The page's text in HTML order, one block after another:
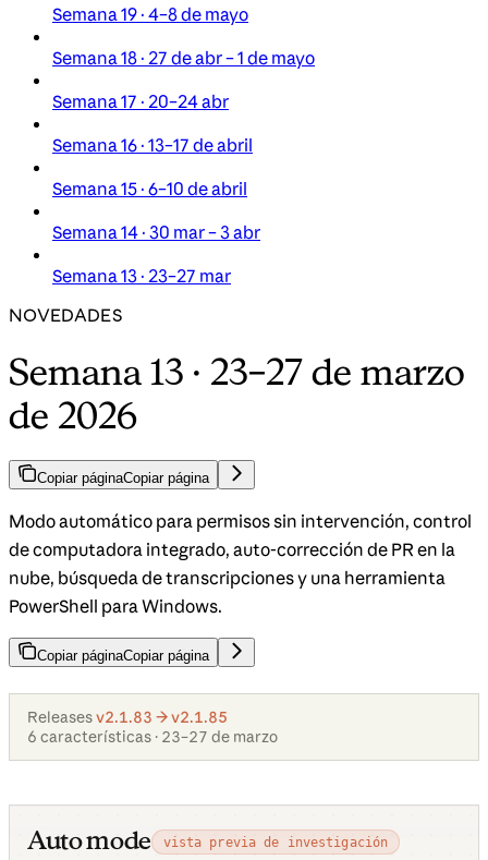
Semana 19 · 4–8 de mayo
Semana 18 · 27 de abr – 1 de mayo
Semana 17 · 20–24 abr
Semana 16 · 13–17 de abril
Semana 15 · 6–10 de abril
Semana 14 · 30 mar – 3 abr
Semana 13 · 23–27 mar
NOVEDADES
Semana 13 · 23–27 de marzo
de 2026
Copiar páginaCopiar página
Modo automático para permisos sin intervención, control
de computadora integrado, auto-corrección de PR en la
nube, búsqueda de transcripciones y una herramienta
PowerShell para Windows.
Copiar páginaCopiar página
Releasesv2.1.83 → v2.1.85
6 características · 23–27 de marzo
Auto mode vista previa de investigación